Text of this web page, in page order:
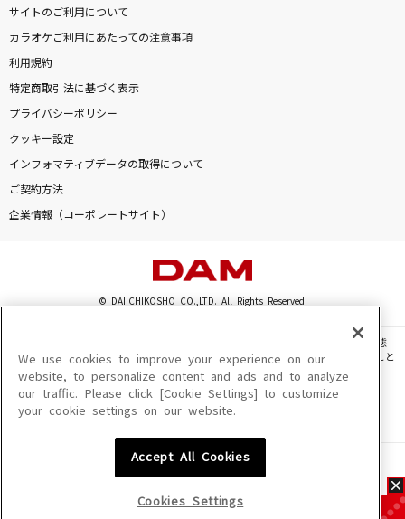
サイトのご利用について
カラオケご利用にあたっての注意事項
利用規約
特定商取引法に基づく表示
プライバシーポリシー
クッキー設定
インフォマティブデータの取得について
ご契約方法
企業情報（コーポレートサイト）
© DAIICHIKOSHO CO.,LTD. All Rights Reserved.
このサイトに掲載されている一切の文章・画像・写真・動画・音声等を、手段や形態
を問わず、著作権法の定める範囲を超えて無断で複製、転載、ファイル化などすること
を禁じます。
楽曲及びコンテンツは、機種によりご利用いただけない場合があります。
楽曲及びコンテンツの配信日、配信内容が変更になる場合があります。
We use cookies to improve your experience on our
website, to personalize content and ads and to analyze
our traffic. Please click [Cookie Settings] to customize
your cookie settings on our website.
Accept All Cookies
Cookies Settings